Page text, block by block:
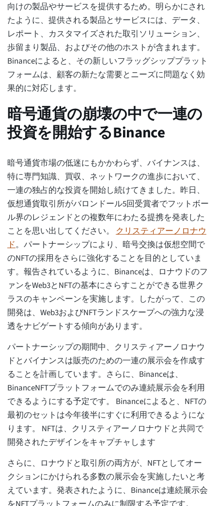
向けの製品やサービスを提供するため。明らかにされ
たように、提供される製品とサービスには、データ、
レポート、カスタマイズされた取引ソリューション、
歩留まり製品、およびその他のホストが含まれます。
Binanceによると、その新しいフラッグシッププラット
フォームは、顧客の新たな需要とニーズに問題なく効
果的に対応します。
暗号通貨の崩壊の中で一連の
投資を開始するBinance
暗号通貨市場の低迷にもかかわらず、バイナンスは、
特に専門知識、買収、ネットワークの進歩において、
一連の独占的な投資を開始し続けてきました。昨日、
仮想通貨取引所がバロンドール5回受賞者でフットボー
ル界のレジェンドとの複数年にわたる提携を発表した
ことを思い出してください。 クリスティアーノロナウ
ド。パートナーシップにより、暗号交換は仮想空間で
のNFTの採用をさらに強化することを目的としていま
す。報告されているように、Binanceは、ロナウドのフ
ァンをWeb3とNFTの基本にさらすことができる世界ク
ラスのキャンペーンを実施します。したがって、この
開発は、Web3およびNFTランドスケープへの強力な浸
透をナビゲートする傾向があります。
パートナーシップの期間中、クリスティアーノロナウ
ドとバイナンスは販売のための一連の展示会を作成す
ることを計画しています。さらに、Binanceは、
BinanceNFTプラットフォームでのみ連続展示会を利用
できるようにする予定です。 Binanceによると、NFTの
最初のセットは今年後半にすぐに利用できるようにな
ります。 NFTは、クリスティアーノロナウドと共同で
開発されたデザインをキャプチャします
さらに、ロナウドと取引所の両方が、NFTとしてオー
クションにかけられる多数の展示会を実施したいと考
えています。発表されたように、Binanceは連続展示会